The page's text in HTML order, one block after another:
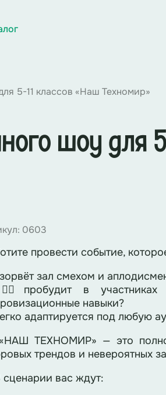
5-11 классов «Наш Техномир»
шоу для
0603
провести событие,
зал смехом и
в участниках
навыки?
адаптируется под любую
ТЕХНОМИР» — это
трендов и невероятных
вас ждут: